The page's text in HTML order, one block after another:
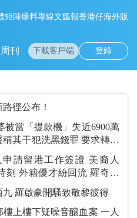
矩陣爆料專線文匯報香港仔海外版
刊 下載客戶端 登錄
徑公布！
干犯洗黑錢罪 要求轉賬
」
留港工作簽證 美裔人
奇抹
《浪子心聲》響徹西九 羅啟豪開騷致敬黎彼得
樓上樓下疑噪音釀血案 一人